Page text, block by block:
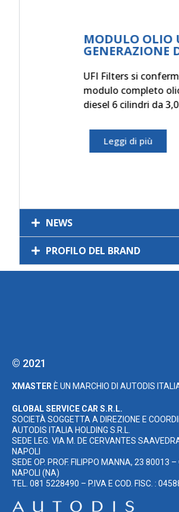
NEWS
PROFILO DEL BRAND
© 2021
XMASTER È UN MARCHIO DI AUTODIS
GLOBAL SERVICE CAR S.R.L.
SOCIETÀ SOGGETTA A DIREZIONE E
AUTODIS ITALIA HOLDING S.R.L.
SEDE LEG. VIA M. DE CERVANTES
NAPOLI
SEDE OP. PROF. FILIPPO MANNA, 23 80013 –
NAPOLI (NA)
TEL. 081 5228490 – P.IVA E COD. FISC. :